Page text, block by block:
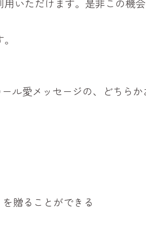
いただけます。是非この機
ル愛メッセージの、どちら
贈ることができる